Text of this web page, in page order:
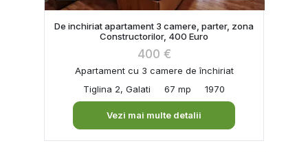
De inchiriat apartament 3 camere, parter, zona
Constructorilor, 400 Euro
400 €
Apartament cu 3 camere de închiriat
Tiglina 2, Galati
67 mp 1970
Vezi mai multe detalii